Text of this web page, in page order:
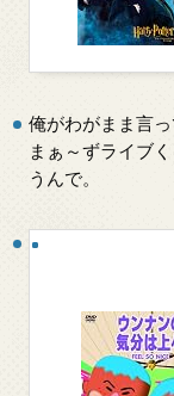
俺がわがまま言
まぁ～ずライブ
うんで。